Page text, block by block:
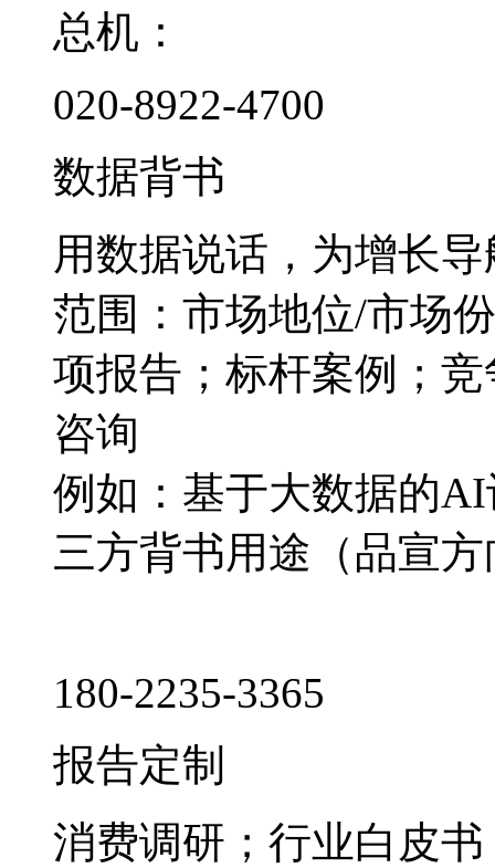
总机：
020-8922-4700
数据背书
用数据说话，为增长导
范围：市场地位/市场
项报告；标杆案例；
咨询
例如：基于大数据的
三方背书用途（品宣
180-2235-3365
报告定制
消费调研；行业白皮